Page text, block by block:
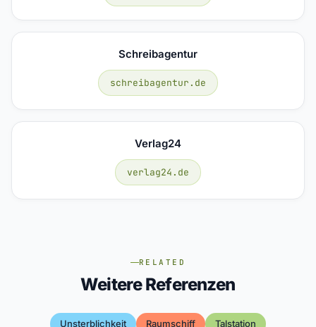
Schreibagentur
schreibagentur.de
Verlag24
verlag24.de
RELATED
Weitere Referenzen
Unsterblichkeit Raumschiff Talstation